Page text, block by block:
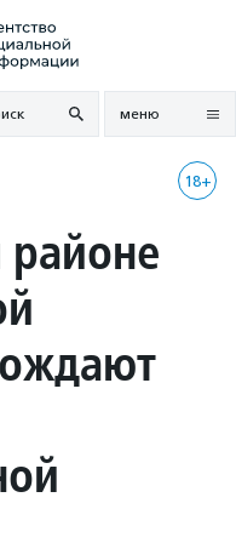
меню
18+
районе